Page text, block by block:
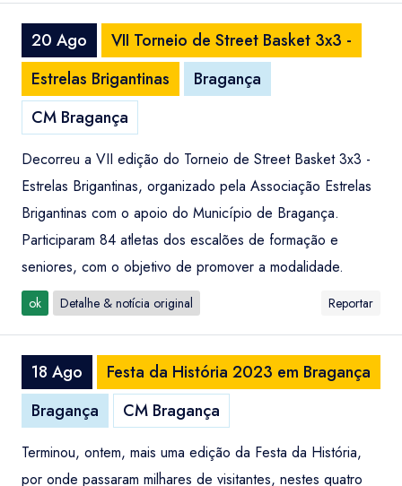
20 Ago
VII Torneio de Street Basket 3x3 -
Estrelas Brigantinas
Bragança
CM Bragança
Decorreu a VII edição do Torneio de Street Basket 3x3 -
Estrelas Brigantinas, organizado pela Associação Estrelas
Brigantinas com o apoio do Município de Bragança.
Participaram 84 atletas dos escalões de formação e
seniores, com o objetivo de promover a modalidade.
ok Detalhe & notícia original Reportar
18 Ago
Festa da História 2023 em Bragança
Bragança
CM Bragança
Terminou, ontem, mais uma edição da Festa da História,
por onde passaram milhares de visitantes, nestes quatro